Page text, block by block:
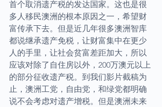
首个取消遗产税的发达国家。这也是很
多人移民澳洲的根本原因之一，希望财
富传承下去。但是近几年很多澳洲智库
都说继承遗产免税，让财富集中在更少
人的手里，让社会贫富差距加大，所以
应该对除了自住房以外，200万澳元以上
的部分征收遗产税。到我们影片截稿为
止，澳洲工党，自由党，和绿党都明确
说不会考虑对遗产增税。但是澳洲未来